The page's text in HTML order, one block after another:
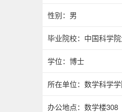
性别：男
毕业院校：中国科学
学位：博士
所在单位：数学科学
办公地点：数学楼308